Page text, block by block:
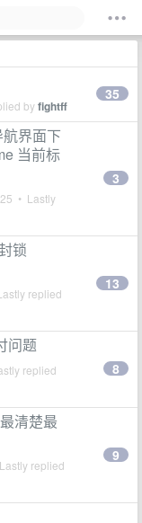
byfightff
35
界面下
当前标
• Lastly
3
锁
replied
13
问题
replied
8
清楚最
replied
9